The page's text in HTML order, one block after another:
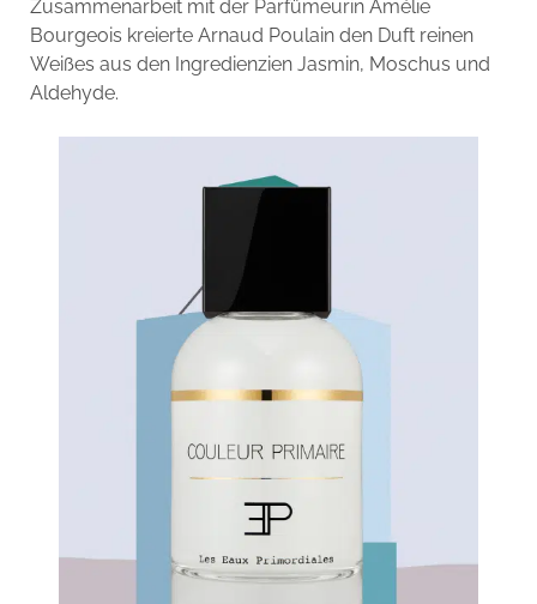
Zusammenarbeit mit der Parfümeurin Amélie
Bourgeois kreierte Arnaud Poulain den Duft reinen
Weißes aus den Ingredienzien Jasmin, Moschus und
Aldehyde.